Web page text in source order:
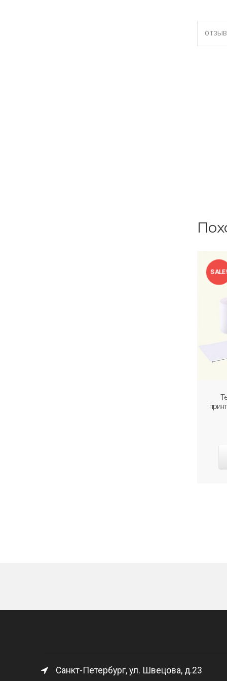
SALE!
Санкт-Петербург, ул. Швецова, д.23